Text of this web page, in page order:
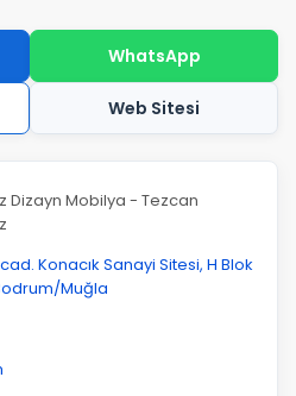
WhatsApp
Web Sitesi
Dizayn Mobilya - Tezcan
Konacık Sanayi Sitesi, H Blok
Muğla